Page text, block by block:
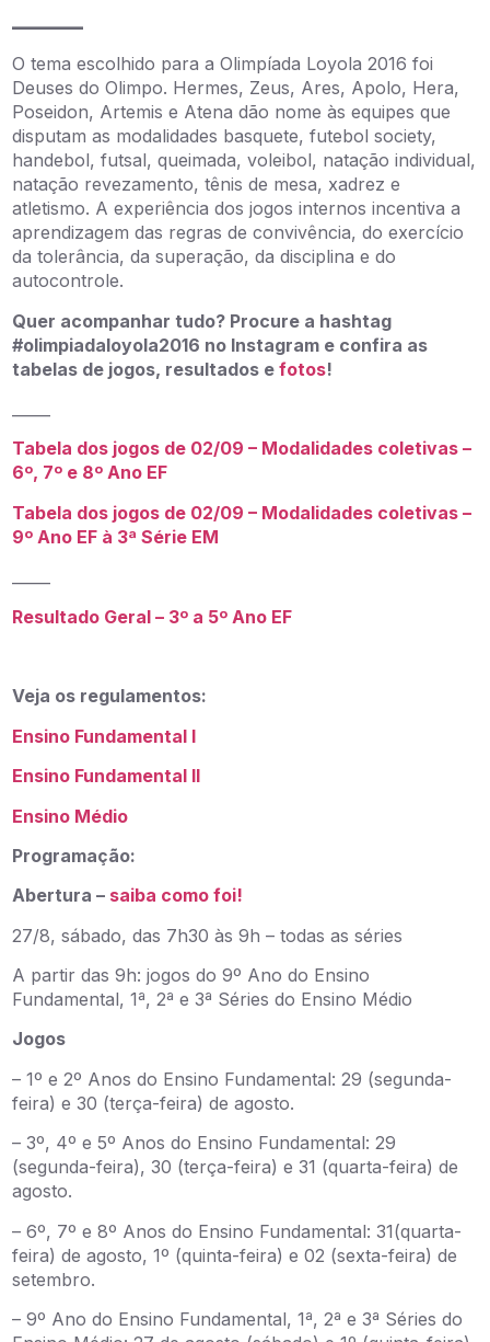
O tema escolhido para a Olimpíada Loyola 2016 foi
Deuses do Olimpo. Hermes, Zeus, Ares, Apolo, Hera,
Poseidon, Artemis e Atena dão nome às equipes que
disputam as modalidades basquete, futebol society,
handebol, futsal, queimada, voleibol, natação individual,
natação revezamento, tênis de mesa, xadrez e
atletismo. A experiência dos jogos internos incentiva a
aprendizagem das regras de convivência, do exercício
da tolerância, da superação, da disciplina e do
autocontrole.
Quer acompanhar tudo? Procure a hashtag
#olimpiadaloyola2016 no Instagram e confira as
tabelas de jogos, resultados efotos!
Tabela dos jogos de 02/09 – Modalidades coletivas –
6º, 7º e 8º Ano EF
Tabela dos jogos de 02/09 – Modalidades coletivas –
9º Ano EF à 3ª Série EM
Resultado Geral – 3º a 5º Ano EF
Veja os regulamentos:
Ensino Fundamental I
Ensino Fundamental II
Ensino Médio
Programação:
Abertura – saiba como foi!
27/8, sábado, das 7h30 às 9h – todas as séries
A partir das 9h: jogos do 9º Ano do Ensino
Fundamental, 1ª, 2ª e 3ª Séries do Ensino Médio
Jogos
– 1º e 2º Anos do Ensino Fundamental: 29 (segunda-
feira) e 30 (terça-feira) de agosto.
– 3º, 4º e 5º Anos do Ensino Fundamental: 29
(segunda-feira), 30 (terça-feira) e 31 (quarta-feira) de
agosto.
– 6º, 7º e 8º Anos do Ensino Fundamental: 31(quarta-
feira) de agosto, 1º (quinta-feira) e 02 (sexta-feira) de
setembro.
– 9º Ano do Ensino Fundamental, 1ª, 2ª e 3ª Séries do